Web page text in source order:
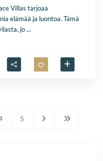
Villas tarjoaa
elämää ja luontoa. Tämä
jo...
5